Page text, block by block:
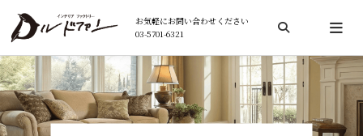
お気軽にお問い合わせください
03-5701-6321
検索